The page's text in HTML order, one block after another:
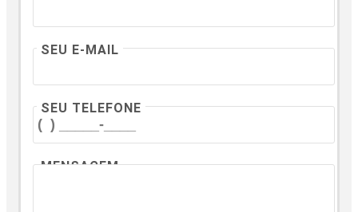
SEU E-MAIL
SEU TELEFONE
MENSAGEM